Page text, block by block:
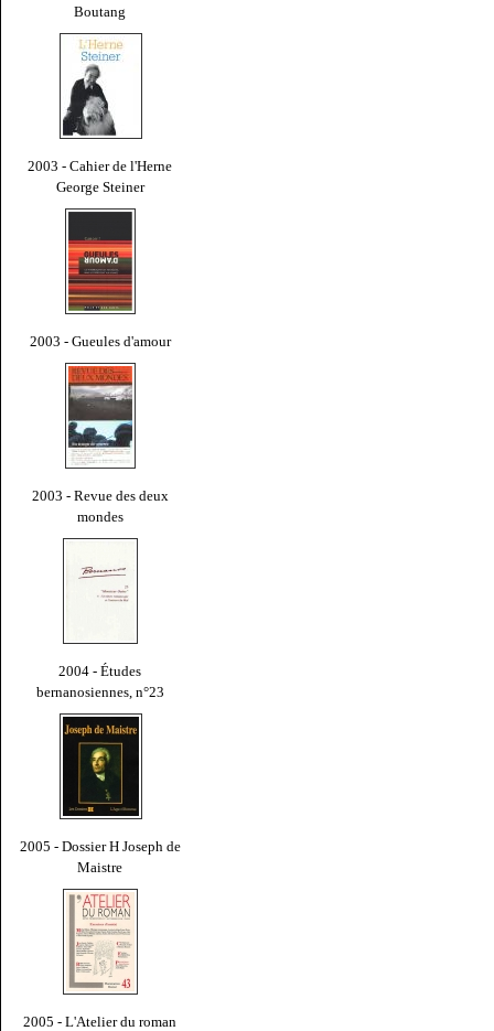
Boutang
2003 - Cahier de l'Herne
George Steiner
2003 - Gueules d'amour
2003 - Revue des deux
mondes
2004 - Études
bernanosiennes, n°23
2005 - Dossier H Joseph de
Maistre
2005 - L'Atelier du roman